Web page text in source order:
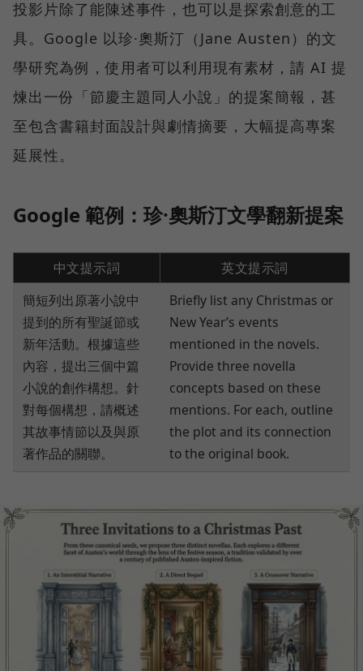
投影片除了能陳述事件，也可以是探索創意的工
具。Google 以珍·奧斯汀（Jane Austen）的文
學研究為例，使用者可以利用現有素材，請 AI 提
煉出一份「節慶主題同人小說」的提案簡報，甚
至包含書籍封面設計與劇情摘要，大幅提高專案
延展性。
Google 範例： 珍·奧斯汀文學翻新提案
中文提示詞
英文提示詞
簡短列出原著小說中
提到的所有聖誕節或
新年活動。根據這些
內容，提出三個中篇
小說的創作構想。針
對每個構想，請概述
其故事情節以及與原
著作品的關聯。
Briefly list any Christmas or
New Year’s events
mentioned in the novels.
Provide three novella
concepts based on these
mentions. For each, outline
the plot and its connection
to the original book.